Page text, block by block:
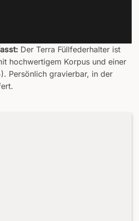
Der Terra Füllfederhalter ist
hochwertigem Korpus und einer
Persönlich gravierbar, in der